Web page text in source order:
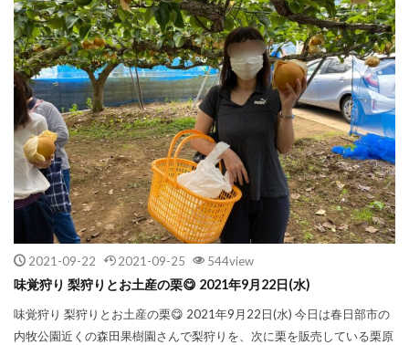
2021-09-22 2021-09-25 544view
味覚狩り 梨狩りとお土産の栗😋 2021年9月22日(水)
味覚狩り 梨狩りとお土産の栗😋 2021年9月22日(水) 今日は春日部市の
内牧公園近くの森田果樹園さんで梨狩りを、次に栗を販売している栗原